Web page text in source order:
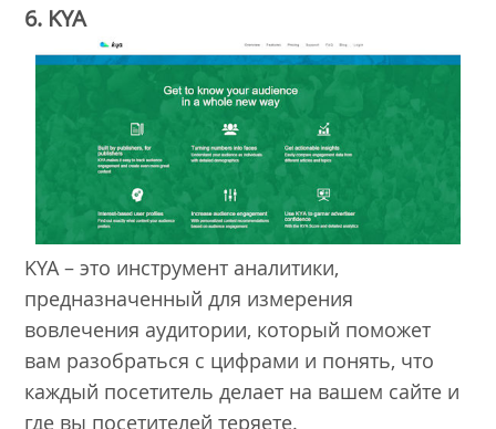
6. KYA
KYA – это инструмент аналитики,
предназначенный для измерения
вовлечения аудитории, который поможет
вам разобраться с цифрами и понять, что
каждый посетитель делает на вашем сайте и
где вы посетителей теряете.